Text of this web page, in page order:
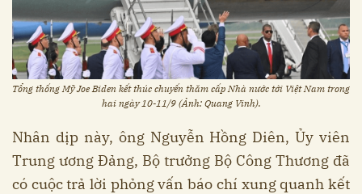
Tổng thống Mỹ Joe Biden kết thúc chuyến thăm cấp Nhà nước tới Việt Nam trong
hai ngày 10-11/9 (Ảnh: Quang Vinh).
Nhân dịp này, ông Nguyễn Hồng Diên, Ủy viên
Trung ương Đảng, Bộ trưởng Bộ Công Thương đã
có cuộc trả lời phỏng vấn báo chí xung quanh kết